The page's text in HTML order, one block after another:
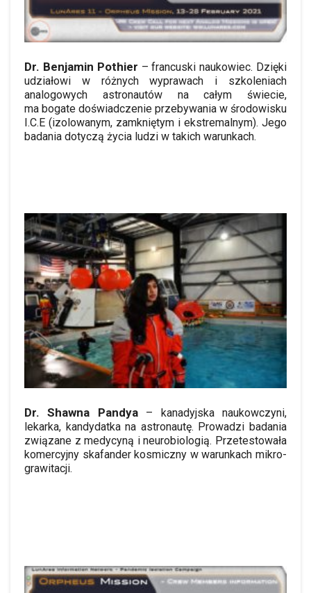
Dr. Benjamin Pothier – francuski naukowiec. Dzięki
udziałowi w różnych wyprawach i szkoleniach
analogowych astronautów na całym świecie,
ma bogate doświadczenie przebywania w środowisku
I.C.E (izolowanym, zamkniętym i ekstremalnym). Jego
badania dotyczą życia ludzi w takich warunkach.
Dr. Shawna Pandya– kanadyjska naukowczyni,
lekarka, kandydatka na astronautę. Prowadzi badania
związane z medycyną i neurobiologią. Przetestowała
komercyjny skafander kosmiczny w warunkach mikro-
grawitacji.